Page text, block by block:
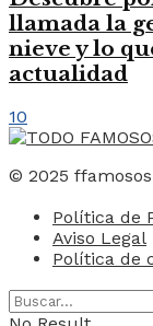
llamada la
nieve y lo
actualidad
10
© 2025
Política de
Aviso Legal
Política de